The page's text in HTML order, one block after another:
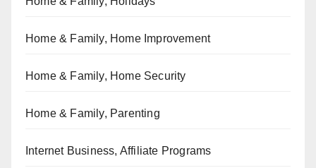
Home & Family, Home Improvement
Home & Family, Home Security
Home & Family, Parenting
Internet Business, Affiliate Programs